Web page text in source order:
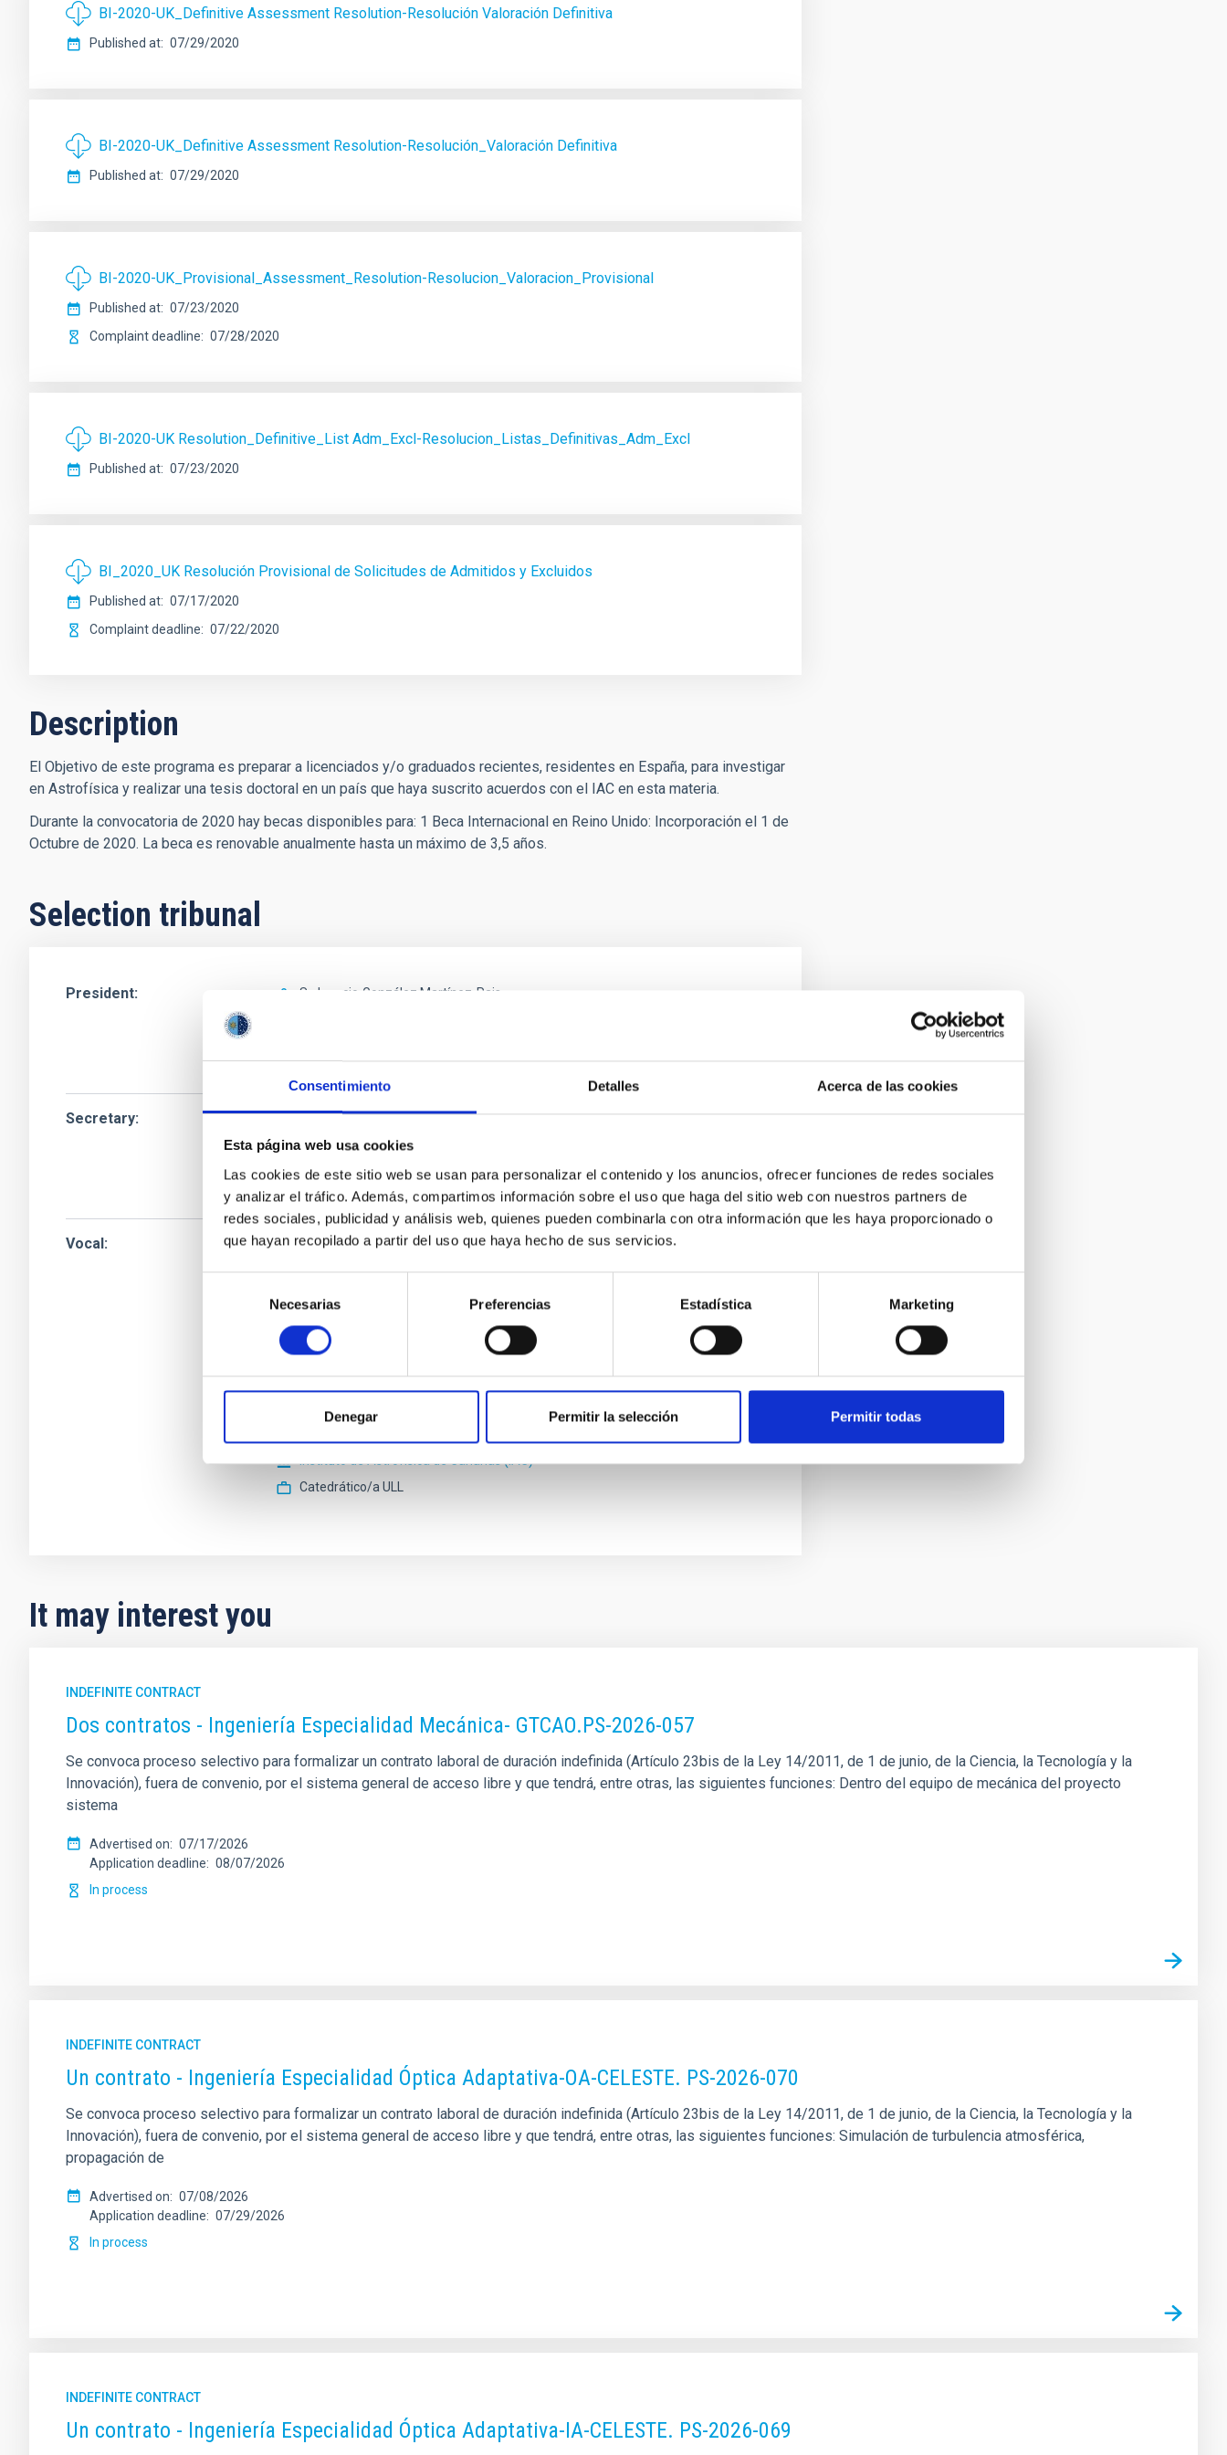
Consentimiento Detalles Acerca de las cookies
Esta página web usa cookies
Las cookies de este sitio web se usan para personalizar el contenido y los anuncios, ofrecer funciones de redes sociales
y analizar el tráfico. Además, compartimos información sobre el uso que haga del sitio web con nuestros partners de
redes sociales, publicidad y análisis web, quienes pueden combinarla con otra información que les haya proporcionado o
que hayan recopilado a partir del uso que haya hecho de sus servicios.
consentimiento
Necesarias Preferencias Estadística Marketing
Denegar Permitir la selección Permitir todas
BI-2020-UK_Definitive Assessment Resolution-Resolución Valoración Definitiva
Published at 07/29/2020
BI-2020-UK_Definitive Assessment Resolution-Resolución_Valoración Definitiva
Published at 07/29/2020
BI-2020-UK_Provisional_Assessment_Resolution-Resolucion_Valoracion_Provisional
Published at
07/23/2020
Complaint deadline
07/28/2020
BI-2020-UK Resolution_Definitive_List Adm_Excl-Resolucion_Listas_Definitivas_Adm_Excl
Published at 07/23/2020
BI_2020_UK Resolución Provisional de Solicitudes de Admitidos y Excluidos
Published at
07/17/2020
Complaint deadline
07/22/2020
Description
El Objetivo de este programa es preparar a licenciados y/o graduados recientes, residentes en España, para investigar
en Astrofísica y realizar una tesis doctoral en un país que haya suscrito acuerdos con el IAC en esta materia.
Durante la convocatoria de 2020 hay becas disponibles para: 1 Beca Internacional en Reino Unido: Incorporación el 1 de
Octubre de 2020. La beca es renovable anualmente hasta un máximo de 3,5 años.
Selection tribunal
President Sr. Ignacio González Martínez-Pais
Secretary Mr. Pablo Rodríguez Gil
Instituto de Astrofísica de Canarias (IAC)
Profesor/a ULL
Vocal Sr. Javier Andrés Licandro Goldaracena
Instituto de Astrofísica de Canarias (IAC)
Investigador/a Científico/a OPIS
Sra. Cristina
Científico/a Titular OPIS
Instituto de Astrofísica de Canarias (IAC)
Catedrático/a ULL
It may interest you
INDEFINITE CONTRACT
Dos contratos - Ingeniería Especialidad Mecánica- GTCAO.PS-2026-057
Se convoca proceso selectivo para formalizar un contrato laboral de duración indefinida (Artículo 23bis de la Ley 14/2011, de 1 de junio, de la Ciencia, la Tecnología y la
Innovación), fuera de convenio, por el sistema general de acceso libre y que tendrá, entre otras, las siguientes funciones: Dentro del equipo de mecánica del proyecto
sistema
Advertised on
07/17/2026
Application deadline
08/07/2026
In process
INDEFINITE CONTRACT
Un contrato - Ingeniería Especialidad Óptica Adaptativa-OA-CELESTE. PS-2026-070
Se convoca proceso selectivo para formalizar un contrato laboral de duración indefinida (Artículo 23bis de la Ley 14/2011, de 1 de junio, de la Ciencia, la Tecnología y la
Innovación), fuera de convenio, por el sistema general de acceso libre y que tendrá, entre otras, las siguientes funciones: Simulación de turbulencia atmosférica,
propagación de
Advertised on
07/08/2026
Application deadline
07/29/2026
In process
INDEFINITE CONTRACT
Un contrato - Ingeniería Especialidad Óptica Adaptativa-IA-CELESTE. PS-2026-069